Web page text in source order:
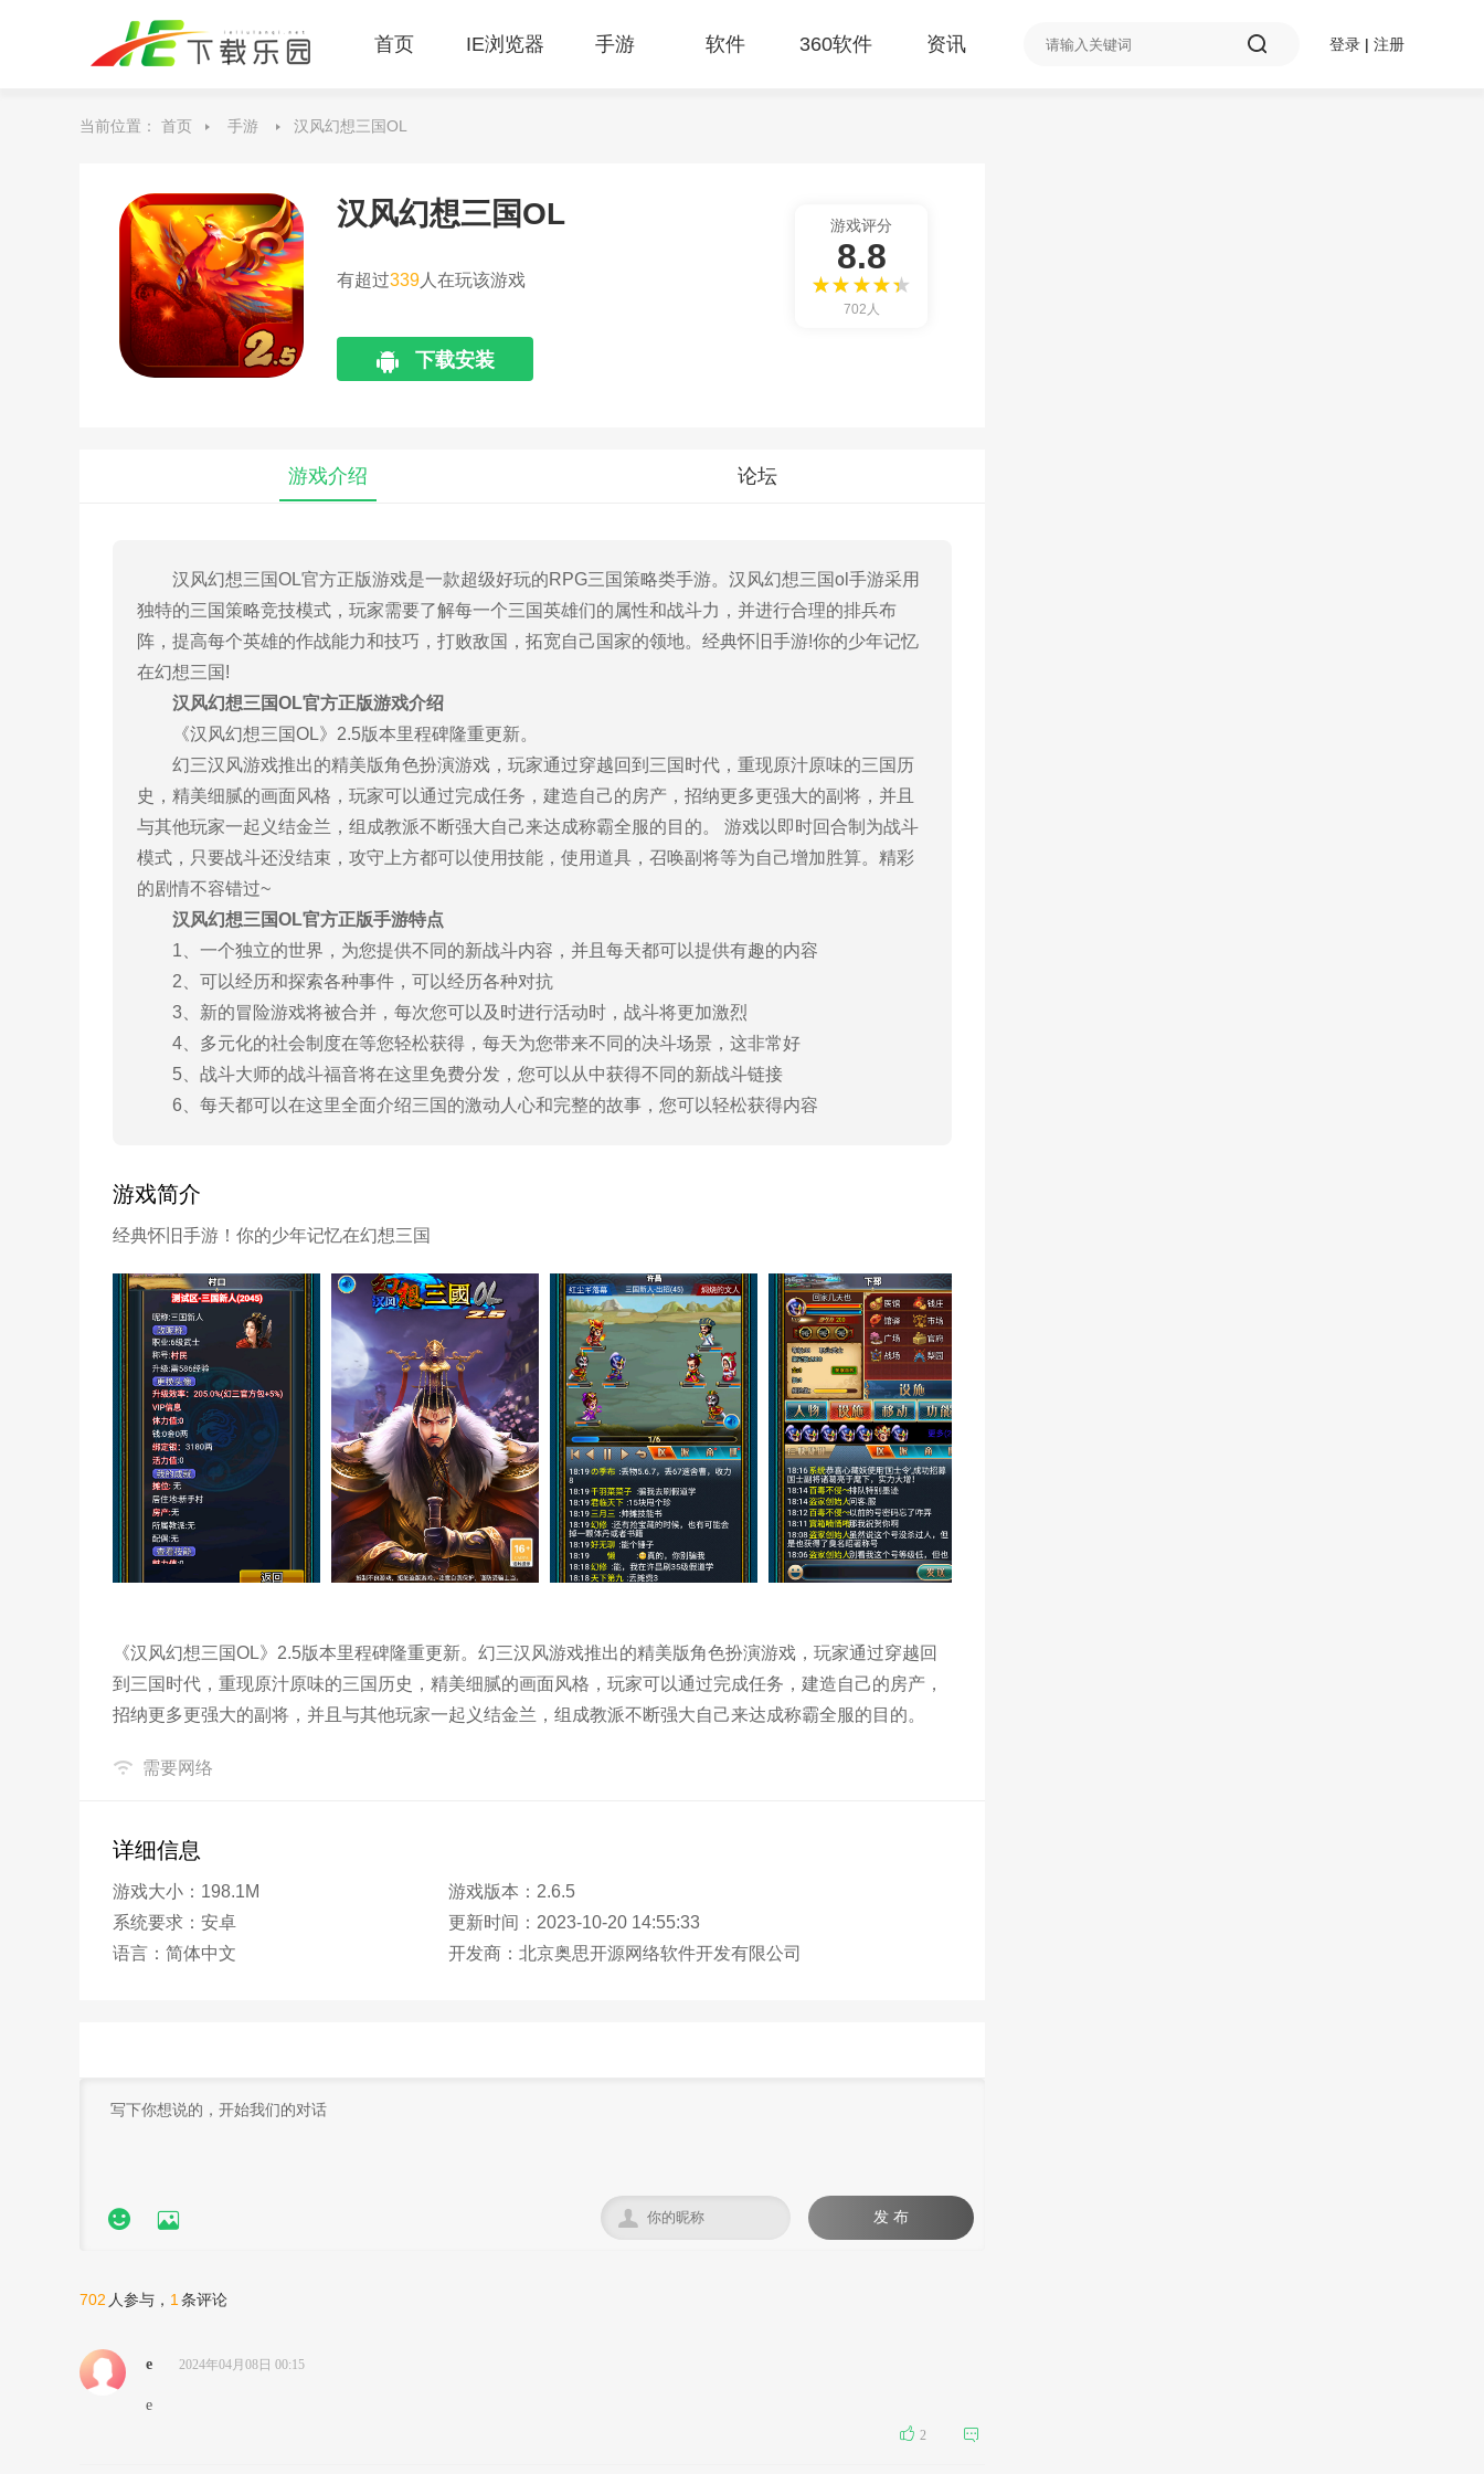
首页 IE浏览器 手游 软件 360软件 资讯 登录 | 注册
当前位置： 首页 手游 汉风幻想三国OL
汉风幻想三国OL
有超过339 人在玩该游戏
汉风幻想三国OL
下载安装
游戏评分
8.8
702人
游戏介绍 论坛
汉风幻想三国OL官方正版游戏是一款超级好玩的RPG三国策略类手游。汉风幻想三国ol手游采用
独特的三国策略竞技模式，玩家需要了解每一个三国英雄们的属性和战斗力，并进行合理的排兵布
阵，提高每个英雄的作战能力和技巧，打败敌国，拓宽自己国家的领地。经典怀旧手游!你的少年记忆
在幻想三国!
汉风幻想三国OL官方正版游戏介绍
《汉风幻想三国OL》2.5版本里程碑隆重更新。
幻三汉风游戏推出的精美版角色扮演游戏，玩家通过穿越回到三国时代，重现原汁原味的三国历
史，精美细腻的画面风格，玩家可以通过完成任务，建造自己的房产，招纳更多更强大的副将，并且
与其他玩家一起义结金兰，组成教派不断强大自己来达成称霸全服的目的。 游戏以即时回合制为战斗
模式，只要战斗还没结束，攻守上方都可以使用技能，使用道具，召唤副将等为自己增加胜算。精彩
的剧情不容错过~
汉风幻想三国OL官方正版手游特点
1、一个独立的世界，为您提供不同的新战斗内容，并且每天都可以提供有趣的内容
2、可以经历和探索各种事件，可以经历各种对抗
3、新的冒险游戏将被合并，每次您可以及时进行活动时，战斗将更加激烈
4、多元化的社会制度在等您轻松获得，每天为您带来不同的决斗场景，这非常好
5、战斗大师的战斗福音将在这里免费分发，您可以从中获得不同的新战斗链接
6、每天都可以在这里全面介绍三国的激动人心和完整的故事，您可以轻松获得内容
游戏简介
经典怀旧手游！你的少年记忆在幻想三国
《汉风幻想三国OL》2.5版本里程碑隆重更新。幻三汉风游戏推出的精美版角色扮演游戏，玩家通过穿越回
到三国时代，重现原汁原味的三国历史，精美细腻的画面风格，玩家可以通过完成任务，建造自己的房产，
招纳更多更强大的副将，并且与其他玩家一起义结金兰，组成教派不断强大自己来达成称霸全服的目的。
需要网络
详细信息
游戏大小：198.1M
游戏版本：2.6.5
系统要求：安卓
更新时间：2023-10-20 14:55:33
语言：简体中文
开发商：北京奥思开源网络软件开发有限公司
  发 布

702 人参与， 1 条评论
e 2024年04月08日 00:15
e
 2 